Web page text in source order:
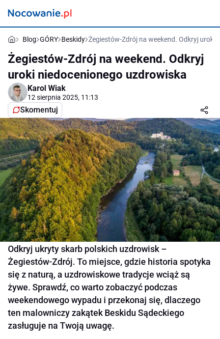
Blog GÓRY Beskidy Żegiestów-Zdrój na weekend. Odkryj uroki
Żegiestów-Zdrój na weekend. Odkryj
uroki niedocenionego uzdrowiska
Karol Wiak
12 sierpnia 2025, 11:13
Skomentuj
Odkryj ukryty skarb polskich uzdrowisk –
Żegiestów-Zdrój. To miejsce, gdzie historia spotyka
się z naturą, a uzdrowiskowe tradycje wciąż są
żywe. Sprawdź, co warto zobaczyć podczas
weekendowego wypadu i przekonaj się, dlaczego
ten malowniczy zakątek Beskidu Sądeckiego
zasługuje na Twoją uwagę.